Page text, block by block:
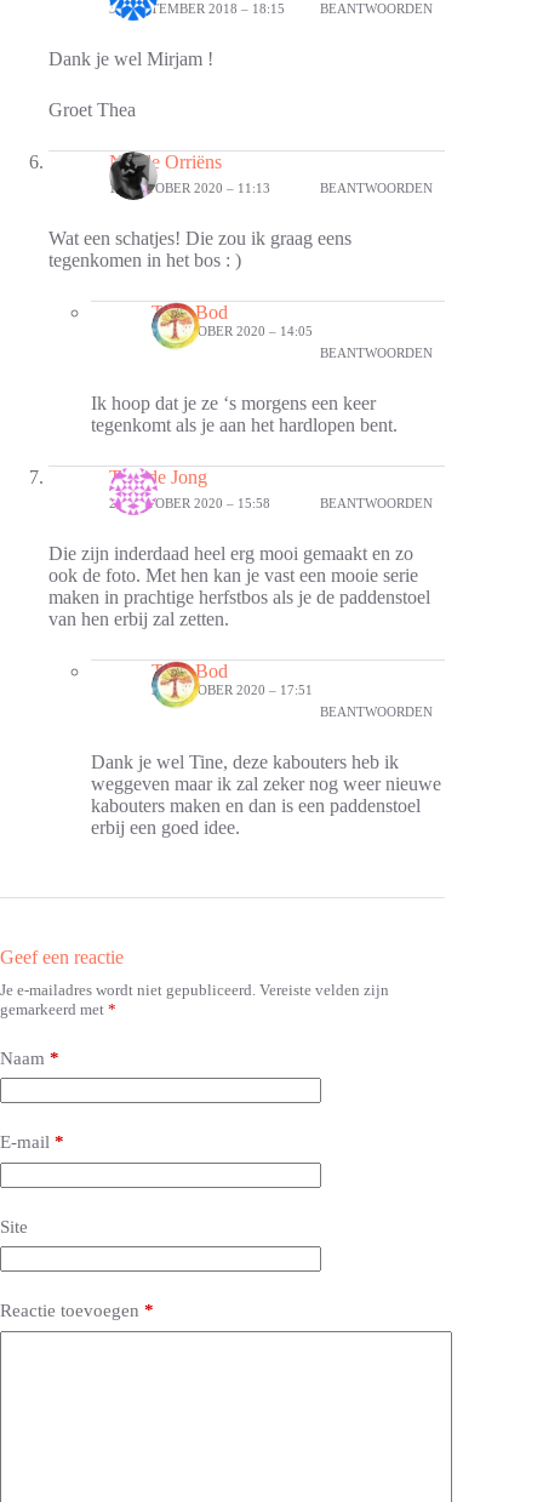
30 SEPTEMBER 2018 – 18:15 BEANTWOORDEN
Dank je wel Mirjam !
Groet Thea
Nicole Orriëns
14 OKTOBER 2020 – 11:13 BEANTWOORDEN
Wat een schatjes! Die zou ik graag eens
tegenkomen in het bos : )
Thea Bod
16 OKTOBER 2020 – 14:05
BEANTWOORDEN
Ik hoop dat je ze ‘s morgens een keer
tegenkomt als je aan het hardlopen bent.
Tine de Jong
26 OKTOBER 2020 – 15:58 BEANTWOORDEN
Die zijn inderdaad heel erg mooi gemaakt en zo
ook de foto. Met hen kan je vast een mooie serie
maken in prachtige herfstbos als je de paddenstoel
van hen erbij zal zetten.
Thea Bod
26 OKTOBER 2020 – 17:51
BEANTWOORDEN
Dank je wel Tine, deze kabouters heb ik
weggeven maar ik zal zeker nog weer nieuwe
kabouters maken en dan is een paddenstoel
erbij een goed idee.
Geef een reactie
Je e-mailadres wordt niet gepubliceerd. Vereiste velden zijn
gemarkeerd met *
Naam *
E-mail *
Site
Reactie toevoegen *
A
l
e
r
n
t
i
v
: